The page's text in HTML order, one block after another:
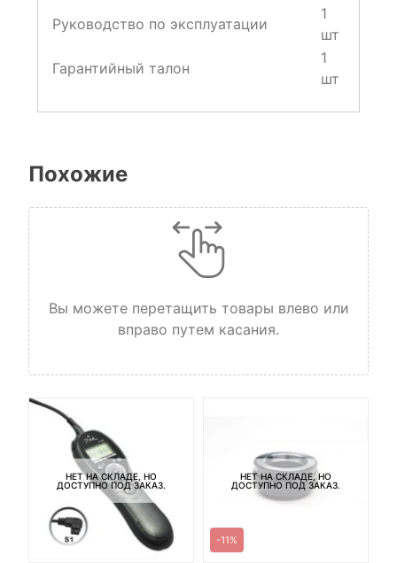
Руководство по эксплуатации
1
шт
Гарантийный талон
1
шт
Похожие
Вы можете перетащить товары влево или
вправо путем касания.
НЕТ НА СКЛАДЕ, НО
ДОСТУПНО ПОД ЗАКАЗ.
НЕТ НА СКЛАДЕ, НО
ДОСТУПНО ПОД ЗАКАЗ.
-11%